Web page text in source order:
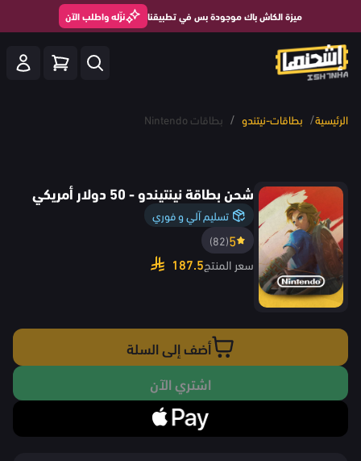
ميزة الكاش باك موجودة بس في تطبيقنا نزّله واطلب الآن
الرئيسية/ بطاقات-نيتندو / بطاقات Nintendo
شحن بطاقة نينتيندو - 50 دولار أمريكي
تسليم آلي و فوري
5
(82)
سعر المنتج187.5
أضف إلى السلة
اشتري الآن